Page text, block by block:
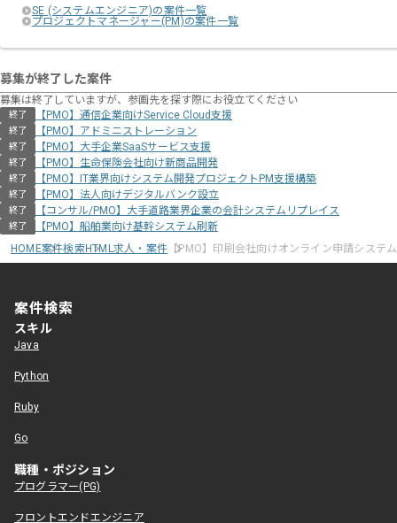
SE (システムエンジニア)の案件一覧
プロジェクトマネージャー(PM)の案件一覧
募集が終了した案件
募集は終了していますが、参画先を探す際にお役立てください
終了 【PMO】通信企業向けService Cloud支援
終了 【PMO】アドミニストレーション
終了 【PMO】大手企業SaaSサービス支援
終了 【PMO】生命保険会社向け新商品開発
終了 【PMO】IT業界向けシステム開発プロジェクトPM支援構築
終了 【PMO】法人向けデジタルバンク設立
終了 【コンサル/PMO】大手道路業界企業の会計システムリプレイス
終了
【PMO】船舶業向け基幹システム刷新
HOME案件検索HTML求人・案件 【PMO】印刷会社向けオンライン申請システ
案件検索
スキル
Java
Python
Ruby
Go
職種・ポジション
プログラマー(PG)
フロントエンドエンジニア